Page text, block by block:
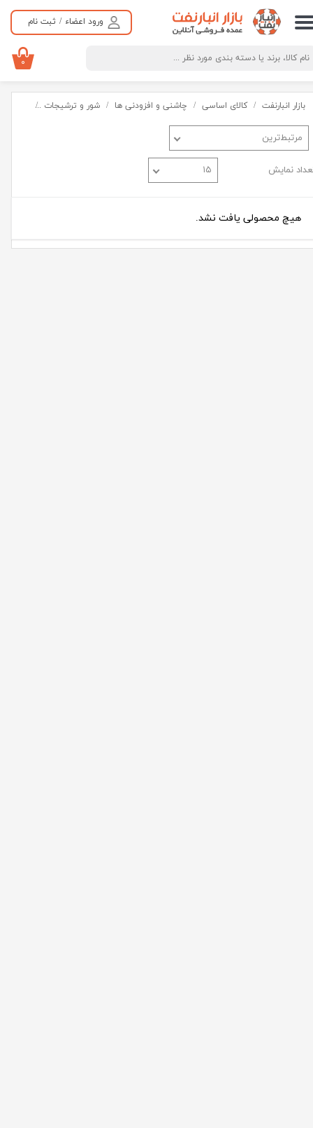
ورود اعضاء / ثبت نام
حساب کاربری من
تغییر گذر واژه
سفارشات
خروج از حساب کاربری
۰
بازار انبارنفت کالای اساسی چاشنی و افزودنی ها شور و ترشیجات
مرتبط‌ترین
نمایش ۱۵
هیچ محصولی یافت نشد.